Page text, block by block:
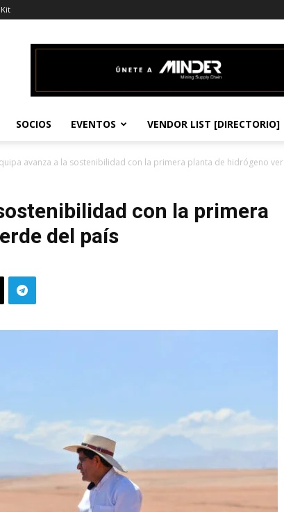
SOCIOS EVENTOS VENDOR LIST [DIRECTORIO]
avanza a la sostenibilidad con la primera planta de hidrógeno
con la primera
del país